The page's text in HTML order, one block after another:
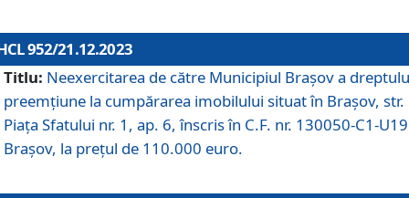
952/21.12.2023
Titlu: Neexercitarea de către Municipiul Brașov a
preemțiune la cumpărarea imobilului situat în Brașov, str.
Piața Sfatului nr. 1, ap. 6, înscris în C.F. nr. 130050-C1-U19
Brașov, la prețul de 110.000 euro.